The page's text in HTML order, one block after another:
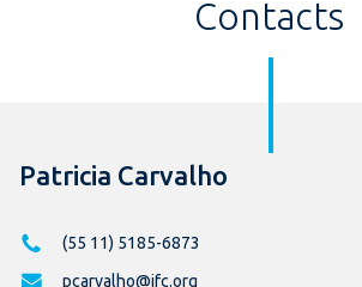
Contacts
Patricia Carvalho
(55 11) 5185-6873
pcarvalho@ifc.org